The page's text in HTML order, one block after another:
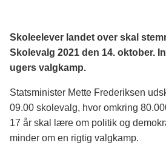
Skoleelever landet over skal
Skolevalg 2021 den 14. oktober.
ugers valgkamp.
Statsminister Mette Frederiksen
09.00 skolevalg, hvor omkring
17 år skal lære om politik og
minder om en rigtig valgkamp.